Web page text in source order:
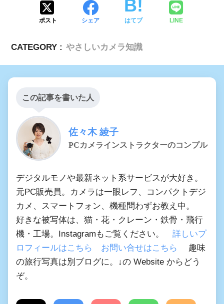
ポスト シェア はてブ LINE
CATEGORY : やさしいカメラ知識
この記事を書いた人
佐々木 綾子
PCカメラインストラクターのコンプル
デジタルモノや最新ネット系サービスが大好き。
元PC販売員。カメラは一眼レフ、コンパクトデジ
カメ、スマートフォン、機種問わずお教え中。
好きな被写体は、猫・花・クレーン・鉄骨・飛行
機・工場。Instagramもご覧ください。 詳しいプ
ロフィールはこちら
お問い合せはこちら
趣味
の旅行写真は別ブログに。↓の Website からどう
ぞ。